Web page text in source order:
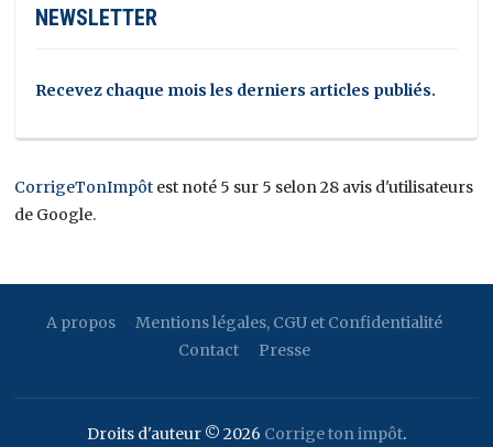
NEWSLETTER
Recevez chaque mois les derniers articles publiés.
CorrigeTonImpôt est noté 5 sur 5 selon 28 avis d'utilisateurs
de Google.
A propos
Mentions légales, CGU et Confidentialité
Contact
Presse
Droits d'auteur © 2026 Corrige ton impôt.